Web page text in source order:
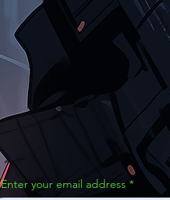
Enter your email address